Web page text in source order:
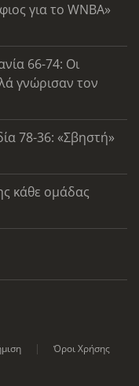
για το WNBA»
66-74: Οι
γνώρισαν τον
78-36: «Σβηστή»
κάθε ομάδας
Όροι Χρήσης